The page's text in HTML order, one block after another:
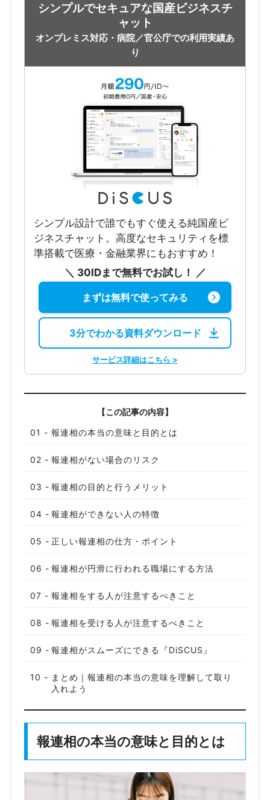
シンプルでセキュアな国産ビジネスチ
ャット
オンプレミス対応・病院／官公庁での利用実績あ
り
シンプル設計で誰でもすぐ使える純国産ビ
ジネスチャット。高度なセキュリティを標
準搭載で医療・金融業界にもおすすめ！
＼ 30IDまで無料でお試し！ ／
まずは無料で使ってみる
3分でわかる資料ダウンロード
サービス詳細はこちら >
【この記事の内容】
報連相の本当の意味と目的とは
報連相がない場合のリスク
報連相の目的と行うメリット
報連相ができない人の特徴
正しい報連相の仕方・ポイント
報連相が円滑に行われる職場にする方法
報連相をする人が注意するべきこと
報連相を受ける人が注意するべきこと
報連相がスムーズにできる『DiSCUS』
まとめ｜報連相の本当の意味を理解して取り
入れよう
報連相の本当の意味と目的とは